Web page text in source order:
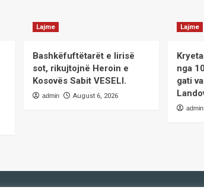
Lajme
Bashkëfuftëtarët e lirisë
sot, rikujtojnë Heroin e
Kosovës Sabit VESELI.
admin August 6, 2026
Lajme
nga
gati
admin